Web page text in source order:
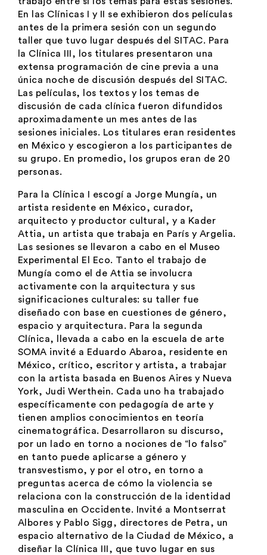
En las Clínicas I y II se exhibieron dos películas
antes de la primera sesión con un segundo
taller que tuvo lugar después del SITAC. Para
la Clínica III, los titulares presentaron una
extensa programación de cine previa a una
única noche de discusión después del SITAC.
Las películas, los textos y los temas de
discusión de cada clínica fueron difundidos
aproximadamente un mes antes de las
sesiones iniciales. Los titulares eran residentes
en México y escogieron a los participantes de
su grupo. En promedio, los grupos eran de 20
personas.
Para la Clínica I escogí a Jorge Mungía, un
artista residente en México, curador,
arquitecto y productor cultural, y a Kader
Attia, un artista que trabaja en París y Argelia.
Las sesiones se llevaron a cabo en el Museo
Experimental El Eco. Tanto el trabajo de
Mungía como el de Attia se involucra
activamente con la arquitectura y sus
significaciones culturales: su taller fue
diseñado con base en cuestiones de género,
espacio y arquitectura. Para la segunda
Clínica, llevada a cabo en la escuela de arte
SOMA invité a Eduardo Abaroa, residente en
México, crítico, escritor y artista, a trabajar
con la artista basada en Buenos Aires y Nueva
York, Judi Werthein. Cada uno ha trabajado
específicamente con pedagogía de arte y
tienen amplios conocimientos en teoría
cinematográfica. Desarrollaron su discurso,
por un lado en torno a nociones de “lo falso”
en tanto puede aplicarse a género y
transvestismo, y por el otro, en torno a
preguntas acerca de cómo la violencia se
relaciona con la construcción de la identidad
masculina en Occidente. Invité a Montserrat
Albores y Pablo Sigg, directores de Petra, un
espacio alternativo de la Ciudad de México, a
diseñar la Clínica III, que tuvo lugar en sus